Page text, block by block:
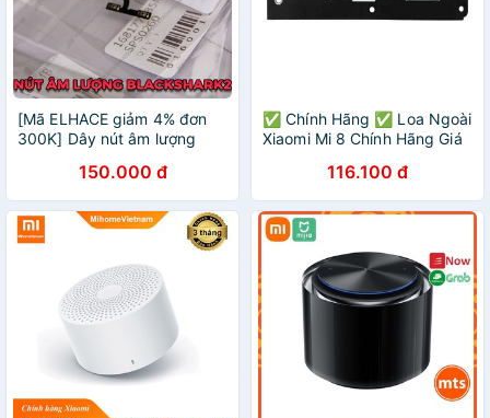
[Mã ELHACE giảm 4% đơn
300K] Dây nút âm lượng
150.000 đ
✅ Chính Hãng ✅ Loa Ngoài
Xiaomi Mi 8 Chính Hãng Giá
116.100 đ